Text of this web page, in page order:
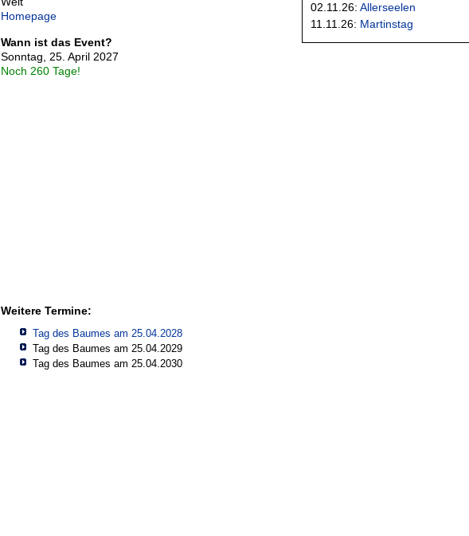
Homepage
Wann ist das Event?
Sonntag, 25. April 2027
Noch 260 Tage!
Weitere Termine:
Tag des Baumes am 25.04.2028
Tag des Baumes am 25.04.2029
Tag des Baumes am 25.04.2030
02.11.26: Allerseelen
11.11.26: Martinstag